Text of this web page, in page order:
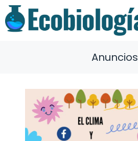
Saltar
al
contenido
Anuncios